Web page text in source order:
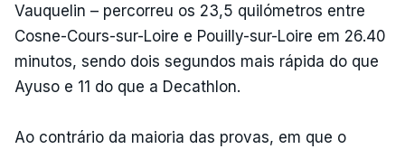
Vauquelin – percorreu os 23,5 quilómetros entre
Cosne-Cours-sur-Loire e Pouilly-sur-Loire em 26.40
minutos, sendo dois segundos mais rápida do que
Ayuso e 11 do que a Decathlon.
Ao contrário da maioria das provas, em que o